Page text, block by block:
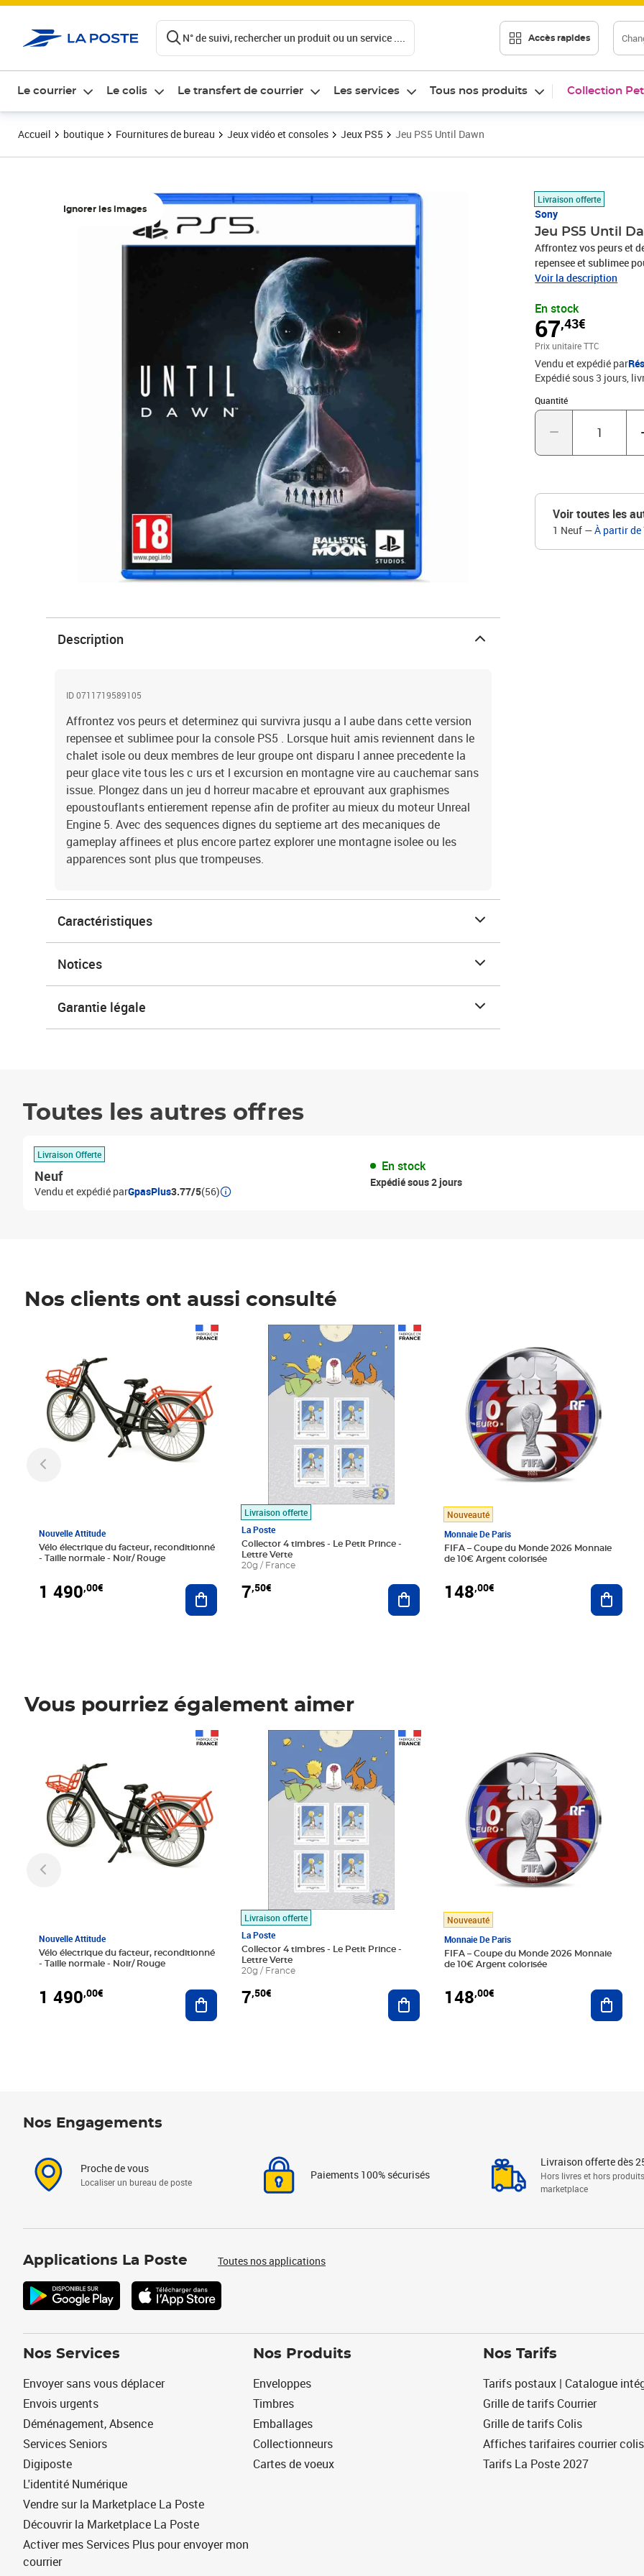
N° de suivi, rechercher un produit ou un service .... Accès rapides
Le courrier Le colis Le transfert de courrier Les services Tous nos produits Collection
Accueil boutique Fournitures de bureau Jeux vidéo et consoles Jeux PS5 Jeu PS5 Until Dawn
Ignorer les images
Livraison offerte
Sony
Jeu PS5 Until
Affrontez vos peurs et
repensee et sublimee
chalet isole ou deux
Plongez dans un jeu d
entierement repense
sequences dignes du
encore partez explorer
trompeuses.
Voir la description
En stock
67,43€
Prix 67,43€
Prix unitaire TTC
Vendu et expédié par
Expédié sous 3 jours
Quantité
Quantité : 1
Voir toutes les
1 Neuf —À partir de
Description
ID 0711719589105
Affrontez vos peurs et determinez qui survivra jusqu a l aube dans cette version
repensee et sublimee pour la console PS5 . Lorsque huit amis reviennent dans le
chalet isole ou deux membres de leur groupe ont disparu l annee precedente la
peur glace vite tous les c urs et l excursion en montagne vire au cauchemar sans
issue. Plongez dans un jeu d horreur macabre et eprouvant aux graphismes
epoustouflants entierement repense afin de profiter au mieux du moteur Unreal
Engine 5. Avec des sequences dignes du septieme art des mecaniques de
gameplay affinees et plus encore partez explorer une montagne isolee ou les
apparences sont plus que trompeuses.
Caractéristiques
Notices
Garantie légale
Toutes les autres offres
Livraison Offerte
Neuf
Vendu et expédié parGpasPlus3.77/5(56)
En stock
Expédié sous 2 jours
Nos clients ont aussi consulté
Nouvelle Attitude
Vélo électrique du facteur, reconditionné
- Taille normale - Noir/ Rouge
1 490,00€ Ajouter au panier
Livraison offerte
La Poste
Collector 4 timbres - Le Petit Prince -
Lettre Verte
20g / France
7,50€
Prix 7,50€
Ajouter au panier
Nouveauté
Monnaie De Paris
FIFA – Coupe du Monde 2026 Monnaie
de 10€ Argent colorisée
148,00€
Vous pourriez également aimer
Nouvelle Attitude
Vélo électrique du facteur, reconditionné
- Taille normale - Noir/ Rouge
1 490,00€ Ajouter au panier
Livraison offerte
La Poste
Collector 4 timbres - Le Petit Prince -
Lettre Verte
20g / France
7,50€
Prix 7,50€
Ajouter au panier
Nouveauté
Monnaie De Paris
FIFA – Coupe du Monde 2026 Monnaie
de 10€ Argent colorisée
148,00€
Nos Engagements
Proche de vous
Localiser un bureau de poste
Paiements 100% sécurisés
Livraison offerte dès
Hors livres et hors produits
marketplace
Applications La Poste Toutes nos applications
Nos Services
Envoyer sans vous déplacer
Envois urgents
Déménagement, Absence
Services Seniors
Digiposte
L'identité Numérique
Vendre sur la Marketplace La Poste
Découvrir la Marketplace La Poste
Activer mes Services Plus pour envoyer mon
courrier
Nos Produits
Enveloppes
Timbres
Emballages
Collectionneurs
Cartes de voeux
Nos Tarifs
Tarifs postaux | Catalogue
Grille de tarifs Courrier
Grille de tarifs Colis
Affiches tarifaires courrier colis
Tarifs La Poste 2027